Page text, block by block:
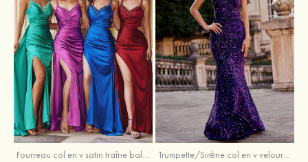
Fourreau col en v satin traîne balayage robe de bal Trumpette/Sirène col en v velours paillettes traîne balayage robe de bal